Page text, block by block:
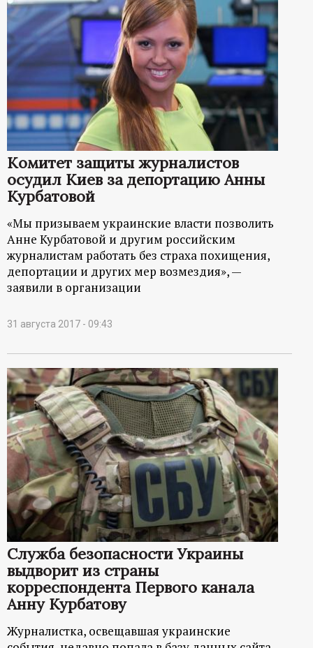
Комитет защиты журналистов
осудил Киев за депортацию Анны
Курбатовой
«Мы призываем украинские власти позволить
Анне Курбатовой и другим российским
журналистам работать без страха похищения,
депортации и других мер возмездия», —
заявили в организации
31 августа 2017 - 09:43
Служба безопасности Украины
выдворит из страны
корреспондента Первого канала
Анну Курбатову
Журналистка, освещавшая украинские